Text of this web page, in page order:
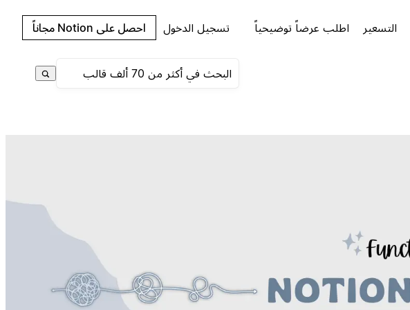
التسعير اطلب عرضاً توضيحياً تسجيل الدخول احصل على Notion مجاناً